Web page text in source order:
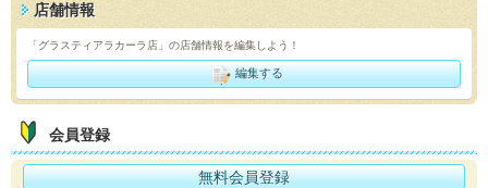
店舗情報
「グラスティアラカーラ店」の店舗情報を編集しよう！
編集する
会員登録
無料会員登録